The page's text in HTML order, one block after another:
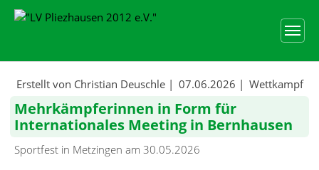
Erstellt von Christian Deuschle | 07.06.2026 | Wettkampf
Mehrkämpferinnen in Form für
Internationales Meeting in Bernhausen
Sportfest in Metzingen am 30.05.2026